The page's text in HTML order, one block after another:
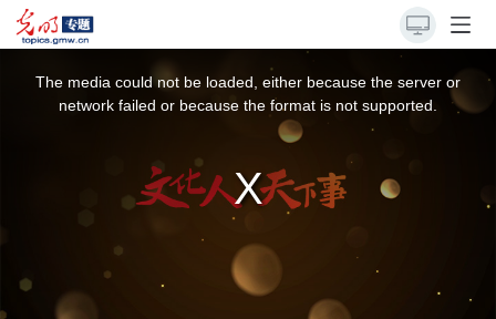
The media could not be loaded, either because the server or
network failed or because the format is not supported.